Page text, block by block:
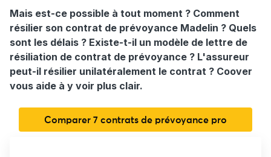
Mais est-ce possible à tout moment ? Comment
résilier son contrat de prévoyance Madelin ? Quels
sont les délais ? Existe-t-il un modèle de lettre de
résiliation de contrat de prévoyance ? L'assureur
peut-il résilier unilatéralement le contrat ? Coover
vous aide à y voir plus clair.
Comparer 7 contrats de prévoyance pro